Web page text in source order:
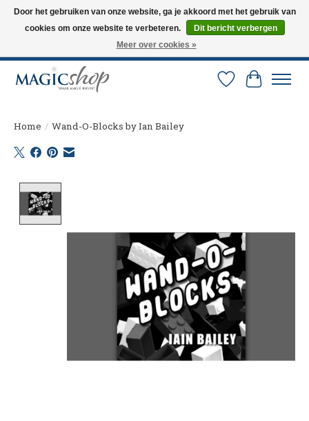
Altijd de nieuwste trucs op voorraad. Snelle verzending via PostNL en DHL.
Langskomen in onze winkel? Bel of mail om een afspraak te maken. 0251-
Verlanglijst
Home / Wand-O-Blocks by Ian Bailey
Door het gebruiken van onze website, ga je akkoord met het gebruik van
cookies om onze website te verbeteren.
Dit bericht verbergen
Meer over cookies »